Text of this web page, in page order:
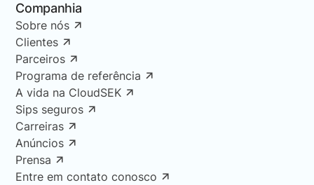
Companhia
Sobre nós
Clientes
Parceiros
Programa de referência
A vida na CloudSEK
Sips seguros
Carreiras
Anúncios
Prensa
Entre em contato conosco